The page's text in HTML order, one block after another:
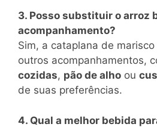
3. Posso substituir o arroz
acompanhamento?
Sim, a cataplana de
outros acompanhamentos,
cozidas, pão de alho ou
de suas preferências.
4. Qual a melhor bebida